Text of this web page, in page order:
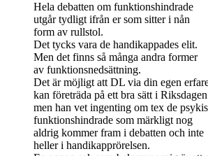
Hela debatten om funktionshindrade
utgår tydligt ifrån er som sitter i nån
form av rullstol.
Det tycks vara de handikappades elit.
Men det finns så många andra former
av funktionsnedsättning.
Det är möjligt att DL via din egen
kan företräda på ett bra sätt i Riksdagen
men han vet ingenting om tex de
funktionshindrade som märkligt nog
aldrig kommer fram i debatten och inte
heller i handikapprörelsen.